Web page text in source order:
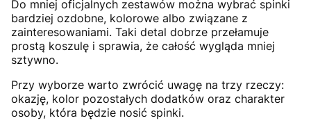
Do mniej oficjalnych zestawów można wybrać spinki
bardziej ozdobne, kolorowe albo związane z
zainteresowaniami. Taki detal dobrze przełamuje
prostą koszulę i sprawia, że całość wygląda mniej
sztywno.
Przy wyborze warto zwrócić uwagę na trzy rzeczy:
okazję, kolor pozostałych dodatków oraz charakter
osoby, która będzie nosić spinki.